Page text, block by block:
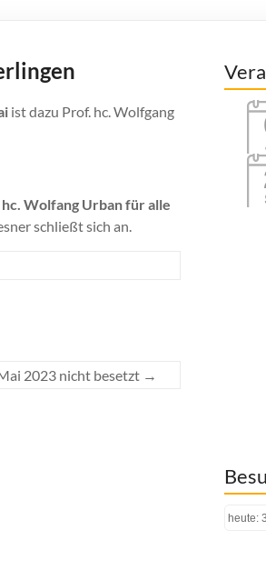
ist dazu Prof. hc. Wolfgang
Wolfang Urban für alle
schließt sich an.
2023 nicht besetzt →
heute: